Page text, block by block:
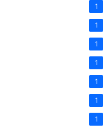
1
1
1
1
1
1
1